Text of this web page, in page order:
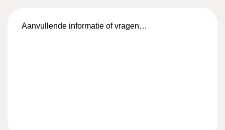
informatie